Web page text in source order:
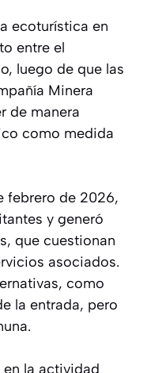
ecoturística en
entre el
luego de que las
Minera
de manera
como medida
febrero de 2026,
y generó
que cuestionan
asociados.
como
la entrada, pero
la actividad